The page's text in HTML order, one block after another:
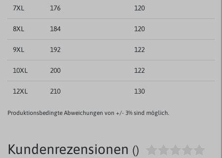
7XL 176 120
8XL 184 120
9XL 192 122
10XL 200 122
12XL 210 130
Produktionsbedingte Abweichungen von +/- 3% sind möglich.
Kundenrezensionen ()